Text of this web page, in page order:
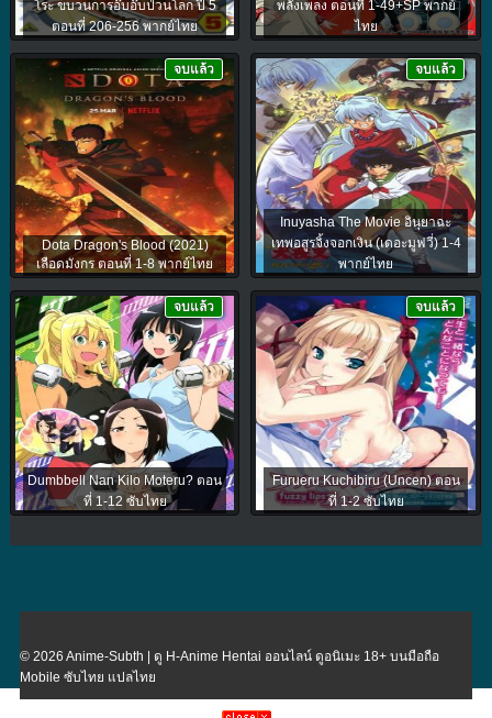
โระ ขบวนการอ๊บอ๊บป่วนโลก ปี 5
ตอนที่ 206-256 พากย์ไทย
พลังเพลง ตอนที่ 1-49+SP พากย์
ไทย
Dota Dragon's Blood (2021)
เลือดมังกร ตอนที่ 1-8 พากย์ไทย
จบแล้ว
Inuyasha The Movie อินุยาฉะ
เทพอสูรจิ้งจอกเงิน (เดอะมูฟวี่) 1-4
พากย์ไทย
จบแล้ว
Dumbbell Nan Kilo Moteru? ตอน
ที่ 1-12 ซับไทย
จบแล้ว
Furueru Kuchibiru (Uncen) ตอน
ที่ 1-2 ซับไทย
จบแล้ว
© 2026 Anime-Subth | ดู H-Anime Hentai ออนไลน์ ดูอนิเมะ 18+ บนมือถือ
Mobile ซับไทย แปลไทย